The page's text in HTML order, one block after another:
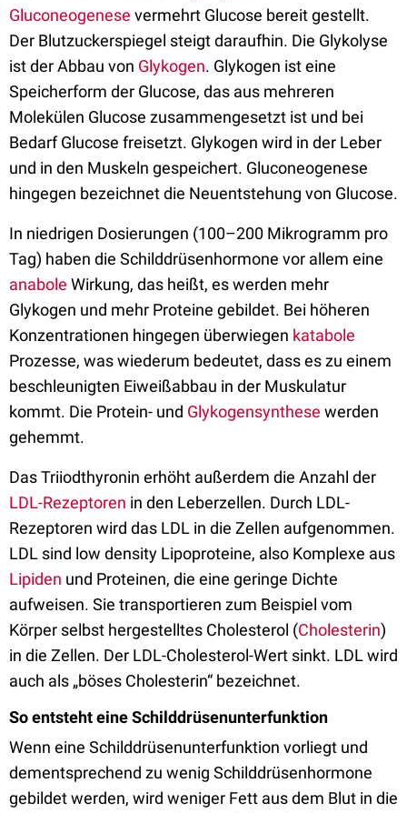
Gluconeogenese vermehrt Glucose bereit gestellt.
Der Blutzuckerspiegel steigt daraufhin. Die Glykolyse
ist der Abbau von Glykogen. Glykogen ist eine
Speicherform der Glucose, das aus mehreren
Molekülen Glucose zusammengesetzt ist und bei
Bedarf Glucose freisetzt. Glykogen wird in der Leber
und in den Muskeln gespeichert. Gluconeogenese
hingegen bezeichnet die Neuentstehung von Glucose.
In niedrigen Dosierungen (100–200 Mikrogramm pro
Tag) haben die Schilddrüsenhormone vor allem eine
anabole Wirkung, das heißt, es werden mehr
Glykogen und mehr Proteine gebildet. Bei höheren
Konzentrationen hingegen überwiegen katabole
Prozesse, was wiederum bedeutet, dass es zu einem
beschleunigten Eiweißabbau in der Muskulatur
kommt. Die Protein- und Glykogensynthese werden
gehemmt.
Das Triiodthyronin erhöht außerdem die Anzahl der
LDL-Rezeptoren in den Leberzellen. Durch LDL-
Rezeptoren wird das LDL in die Zellen aufgenommen.
LDL sind low density Lipoproteine, also Komplexe aus
Lipiden und Proteinen, die eine geringe Dichte
aufweisen. Sie transportieren zum Beispiel vom
Körper selbst hergestelltes Cholesterol (Cholesterin)
in die Zellen. Der LDL-Cholesterol-Wert sinkt. LDL wird
auch als „böses Cholesterin“ bezeichnet.
So entsteht eine Schilddrüsenunterfunktion
Wenn eine Schilddrüsenunterfunktion vorliegt und
dementsprechend zu wenig Schilddrüsenhormone
gebildet werden, wird weniger Fett aus dem Blut in die